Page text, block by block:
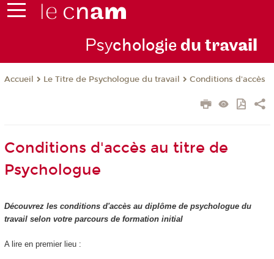
Psychologie du travail
Accueil Le Titre de Psychologue du travail Conditions d'accès
Conditions d'accès au titre de
Psychologue
Découvrez les conditions d'accès au diplôme de psychologue du
travail selon votre parcours de formation initial
A lire en premier lieu :